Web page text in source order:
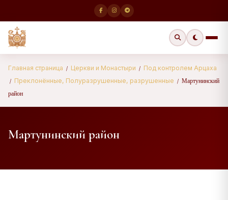
Главная страница / Церкви и Монастыри / Под контролем Арцаха
/ Преклонённые, Полуразрушенные, разрушенные / Мартунинский
район
Мартунинский район